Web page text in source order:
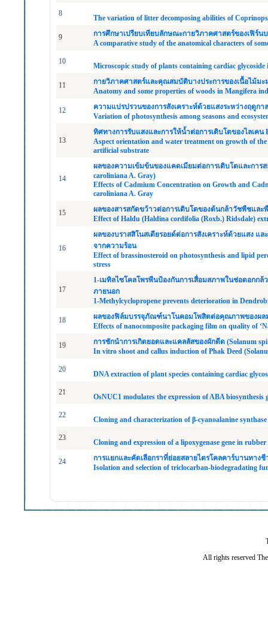
8
The variation of litter decomposing abilities of
9
การศึกษาเปรียบเทียบลักษณะกายวิภาคศาสตร์ของเฟิร์
A comparative study of the anatomical characters of
10
Microscopic study of plants containing cardiac glycoside
11
กายวิภาคศาสตร์และคุณสมบัติบางประการของเนื้อไม้มะ
Anatomy and some properties of woods in Mangifera
12
ความแปรปรวนของการสังเคราะห์ด้วยแสงระหว่างฤดูกา
Variation of photosynthesis among seasons and
13
ทิศทางการรับแสงและการให้น้ำต่อการเติบโตของไลเคน
Aspect orientation and water treatment on growth of
artificial substrate
14
ผลของความเข้มข้นของแคดเมียมต่อการเติบโตและการ
caroliniana A. Gray)
Effects of Cadmium Concentration on Growth and
caroliniana A. Gray
15
ผลของสารสกัดขว้าวต่อการเติบโตของต้นกล้าวัชพืชแล
Effect of Haldu (Haldina cordifolia (Roxb.) Ridsdale)
16
ผลของบราสสิโนสเตียรอยด์ต่อการสังเคราะห์ด้วยแสง แ
จากความร้อน
Effect of brassinosteroid on photosynthesis and lipid
stress
17
1-เมทิลไซโคลโพรพีนป้องกันการเสื่อมสภาพในช่อดอกก
ภายนอก
1-Methylcyclopropene prevents deterioration in
18
ผลของฟิล์มบรรจุภัณฑ์นาโนคอมโพสิตต่อคุณภาพของผล
Effects of nanocomposite packaging film on quality of
19
การชักนำการเกิดยอดและแคลลัสของผักดีด (Solanum
In vitro shoot and callus induction of Phak Deed
20
DNA extraction of plant species containing cardiac
21
OsNUC1 modulates the expression of ABA
22
Cloning and characterization of β-cyanoalanine
23
Cloning and expression of a lipoxygenase gene in
24
การแยกและคัดเลือกราที่ย่อยสลายไตรโคลคาร์บานทาง
Isolation and selection of triclocarban-biodegradating
All rights reserved